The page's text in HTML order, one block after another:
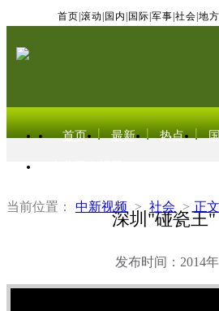
首页 滚动 国内 国际 军事 社会 地方
首页 最新 热点
当前位置： 中新视频 > 社会 > 正文
深圳"碰瓷王"
发布时间：2014